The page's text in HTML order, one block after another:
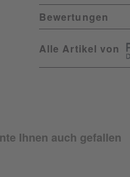
Bewertungen
Alle Artikel von
Ihnen auch gefallen